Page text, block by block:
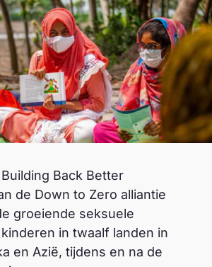
Back Better
de Down to Zero alliantie
groeiende seksuele
in twaalf landen in
en Azië, tijdens en na de